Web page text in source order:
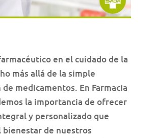
en el cuidado de la
más allá de la simple
medicamentos. En Farmacia
la importancia de ofrecer
y personalizado que
de nuestros